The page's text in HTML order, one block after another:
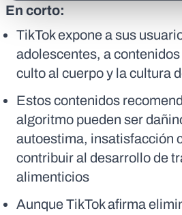
En corto:
TikTok expone a sus
adolescentes, a
culto al cuerpo y la cultura
Estos contenidos
algoritmo pueden ser
autoestima, insatisfacción
contribuir al desarrollo de
alimenticios
Aunque TikTok afirma